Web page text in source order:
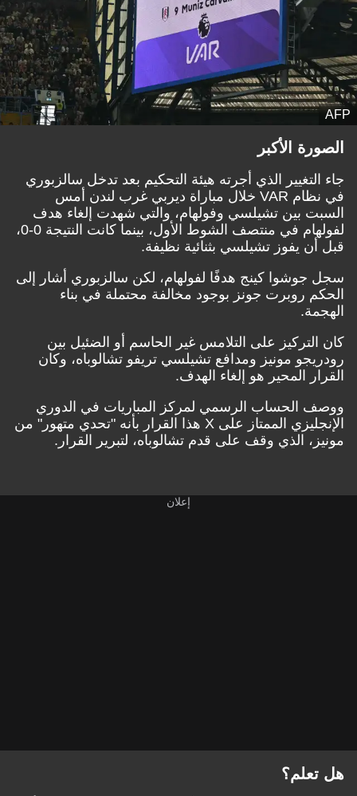
AFP
الصورة الأكبر
جاء التغيير الذي أجرته هيئة التحكيم بعد تدخل سالزبوري
في نظام VAR خلال مباراة ديربي غرب لندن أمس
السبت بين تشيلسي وفولهام، والتي شهدت إلغاء هدف
لفولهام في منتصف الشوط الأول، بينما كانت النتيجة 0-0،
قبل أن يفوز تشيلسي بثنائية نظيفة.
سجل جوشوا كينج هدفًا لفولهام، لكن سالزبوري أشار إلى
الحكم روبرت جونز بوجود مخالفة محتملة في بناء
الهجمة.
كان التركيز على التلامس غير الحاسم أو الضئيل بين
رودريجو مونيز ومدافع تشيلسي تريفو تشالوباه، وكان
القرار المحير هو إلغاء الهدف.
ووصف الحساب الرسمي لمركز المباريات في الدوري
الإنجليزي الممتاز على X هذا القرار بأنه "تحدي متهور" من
مونيز، الذي وقف على قدم تشالوباه، لتبرير القرار.
هل تعلم؟